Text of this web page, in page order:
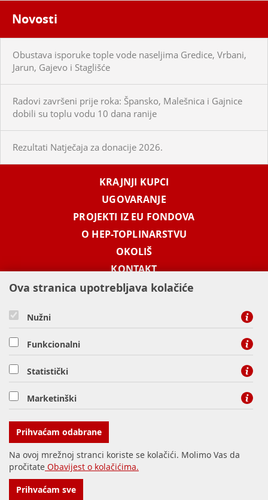
Novosti
Obustava isporuke tople vode naseljima Gredice, Vrbani,
Jarun, Gajevo i Staglišće
Radovi završeni prije roka: Špansko, Malešnica i Gajnice
dobili su toplu vodu 10 dana ranije
Rezultati Natječaja za donacije 2026.
KRAJNJI KUPCI
UGOVARANJE
PROJEKTI IZ EU FONDOVA
O HEP-TOPLINARSTVU
OKOLIŠ
KONTAKT
besplatni info telefon -0800 1003
HEP-TOPLINARSTVO d.o.o., Miševečka 15a, 10000 Zagreb
fax: 01 61 31 966
© Copyright 2016. HEP d.d.
Ova stranica upotrebljava kolačiće
Nužni
Funkcionalni
Statistički
Marketinški
Prihvaćam odabrane
Na ovoj mrežnoj stranci koriste se kolačići. Molimo Vas da
pročitate Obavijest o kolačićima.
Prihvaćam sve